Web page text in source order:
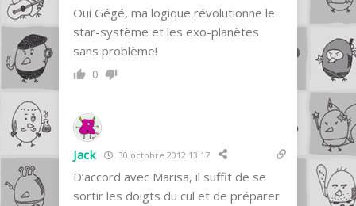
Oui Gégé, ma logique révolutionne le
star-système et les exo-planètes
sans problème!
0
Jack 30 octobre 2012 13:17
D’accord avec Marisa, il suffit de se
sortir les doigts du cul et de préparer